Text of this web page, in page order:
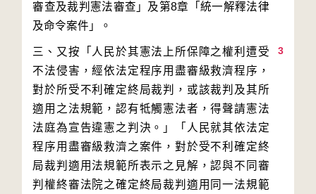
審查及裁判憲法審查」及第8章「統一解釋法律
3
三、又按「人民於其憲法上所保障之權利遭受
不法侵害，經依法定程序用盡審級救濟程序，
對於所受不利確定終局裁判，或該裁判及其所
適用之法規範，認有牴觸憲法者，得聲請憲法
法庭為宣告違憲之判決。」「人民就其依法定
程序用盡審級救濟之案件，對於受不利確定終
局裁判適用法規範所表示之見解，認與不同審
判權終審法院之確定終局裁判適用同一法規範